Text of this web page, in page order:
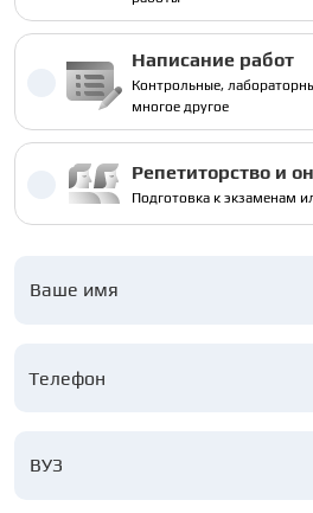
Написание работ
Контрольные,
многое другое
Репетиторство и
Подготовка к экзаменам
Ваше имя
ВУЗ